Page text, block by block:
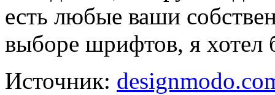
есть любые ваши
выборе шрифтов, я
Источник: